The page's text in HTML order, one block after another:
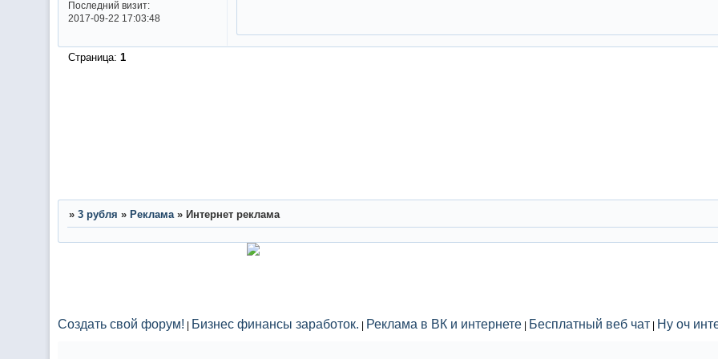
Последний визит:
2017-09-22 17:03:48
Страница: 1
» 3 рубля » Реклама » Интернет реклама
Создать свой форум! | Бизнес финансы заработок. | Реклама в ВК и интернете | Бесплатный веб чат | Ну оч